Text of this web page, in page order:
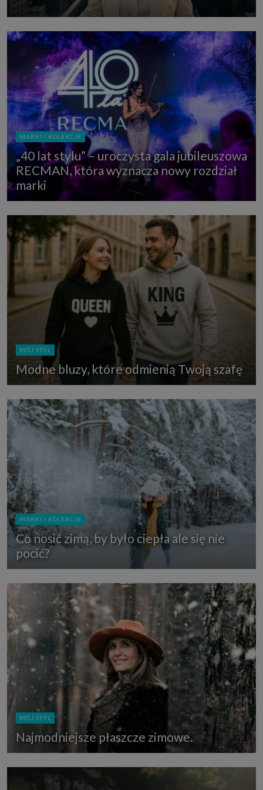
MARKI I KOLEKCJE
„40 lat stylu” – uroczysta gala jubileuszowa
RECMAN, która wyznacza nowy rozdział
marki
MÓJ STYL
Modne bluzy, które odmienią Twoją szafę
MARKI I KOLEKCJE
Co nosić zimą, by było ciepła ale się nie
pocić?
MÓJ STYL
Najmodniejsze płaszcze zimowe.